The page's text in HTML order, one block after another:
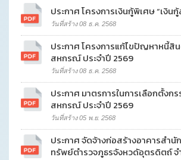
ประกาศ โครงการเงินกู้พิเศษ “เงิ
วันที่สร้าง 08 ธ.ค. 2568
ประกาศ โครงการแก้ไขปัญหาหนี้สิ
สหกรณ์ ประจำปี 2569
วันที่สร้าง 08 ธ.ค. 2568
ประกาศ มาตรการในการเลือกตั้งก
สหกรณ์ ประจำปี 2569
วันที่สร้าง 05 พ.ย. 2568
ประกาศ จัดจ้างก่อสร้างอาคารสำ
ทรัพย์ตำรวจภูธรจังหวดัอุตรดิตถ์ จ